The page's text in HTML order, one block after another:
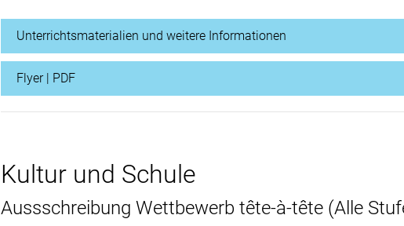
Unterrichtsmaterialien und weitere Informationen
Flyer | PDF
Kultur und Schule
Aussschreibung Wettbewerb tête-à-tête (Alle